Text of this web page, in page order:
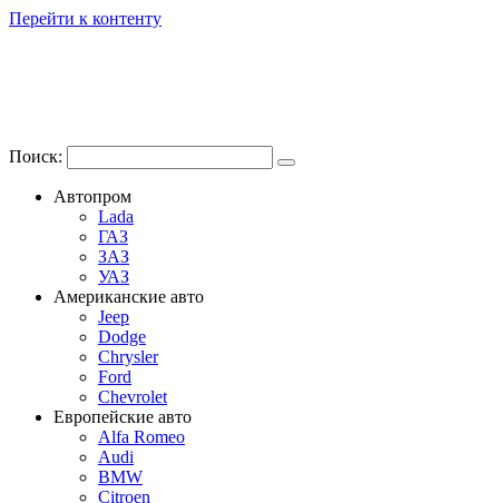
Перейти к контенту
Поиск:
Автопром
Lada
ГАЗ
ЗАЗ
УАЗ
Американские авто
Jeep
Dodge
Chrysler
Ford
Chevrolet
Европейские авто
Alfa Romeo
Audi
BMW
Citroen